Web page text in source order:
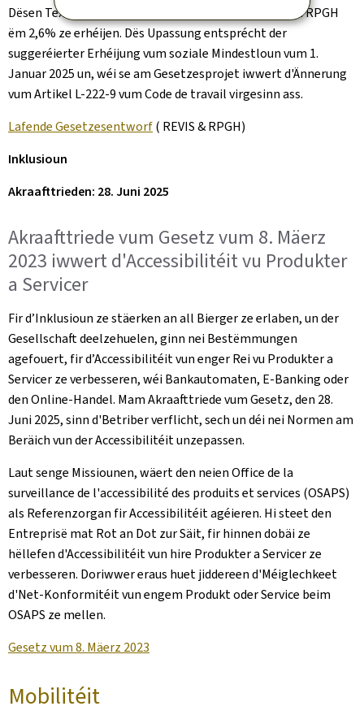
Dësen Text proposéiert d'Montante vum REVIS a vum RPGH
ëm 2,6% ze erhéijen. Dës Upassung entsprécht der
suggeréierter Erhéijung vum soziale Mindestloun vum 1.
Januar 2025 un, wéi se am Gesetzesprojet iwwert d'Ännerung
vum Artikel L-222-9 vum Code de travail virgesinn ass.
Lafende Gesetzesentworf( REVIS & RPGH)
Inklusioun
Akraafttrieden: 28. Juni 2025
Akraafttriede vum Gesetz vum 8. Mäerz
2023 iwwert d'Accessibilitéit vu Produkter
a Servicer
Fir d’Inklusioun ze stäerken an all Bierger ze erlaben, un der
Gesellschaft deelzehuelen, ginn nei Bestëmmungen
agefouert, fir d’Accessibilitéit vun enger Rei vu Produkter a
Servicer ze verbesseren, wéi Bankautomaten, E-Banking oder
den Online-Handel. Mam Akraafttriede vum Gesetz, den 28.
Juni 2025, sinn d'Betriber verflicht, sech un déi nei Normen am
Beräich vun der Accessibilitéit unzepassen.
Laut senge Missiounen, wäert den neien Office de la
surveillance de l'accessibilité des produits et services (OSAPS)
als Referenzorgan fir Accessibilitéit agéieren. Hi steet den
Entreprisë mat Rot an Dot zur Säit, fir hinnen dobäi ze
hëllefen d'Accessibilitéit vun hire Produkter a Servicer ze
verbesseren. Doriwwer eraus huet jiddereen d'Méiglechkeet
d'Net-Konformitéit vun engem Produkt oder Service beim
OSAPS ze mellen.
Gesetz vum 8. Mäerz 2023
Mobilitéit